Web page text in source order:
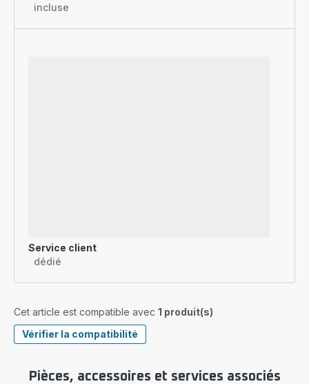
incluse
Service client
dédié
Cet article est compatible avec 1 produit(s)
Vérifier la compatibilité
Pièces, accessoires et services associés